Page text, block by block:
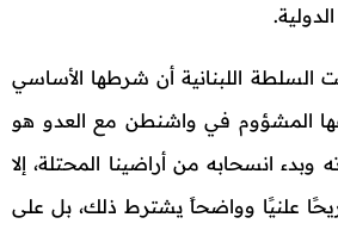
السلطة اللبنانية أن شرطها الأساسي
المشؤوم في واشنطن مع العدو هو
وبدء انسحابه من أراضينا المحتلة، إلا
علنيًا وواضحاً يشترط ذلك، بل على